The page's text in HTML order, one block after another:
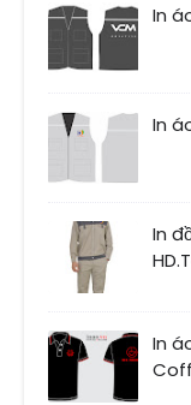
In
In
In
In